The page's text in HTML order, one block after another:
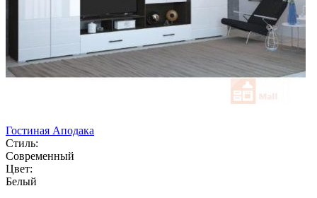
Гостиная Аподака
Стиль:
Современный
Цвет:
Белый